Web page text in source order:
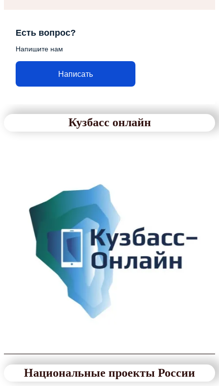
Есть вопрос?
Напишите нам
Написать
Кузбасс онлайн
Национальные проекты России